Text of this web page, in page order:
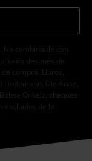
combinable con
después de
compra. Libros,
Lindemann, Die Ärzte,
Onkelz, cheques-
de la